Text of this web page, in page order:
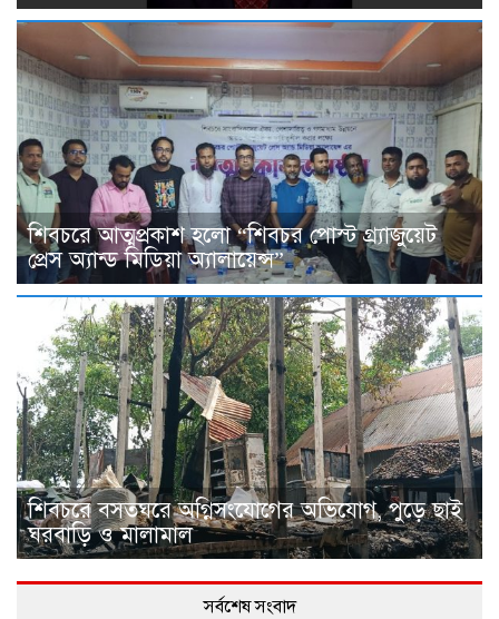
শিবচরে আত্মপ্রকাশ হলো “শিবচর পোস্ট গ্র্যাজুয়েট
প্রেস অ্যান্ড মিডিয়া অ্যালায়েন্স”
শিবচরে বসতঘরে অগ্নিসংযোগের অভিযোগ, পুড়ে ছাই
ঘরবাড়ি ও মালামাল
সর্বশেষ সংবাদ